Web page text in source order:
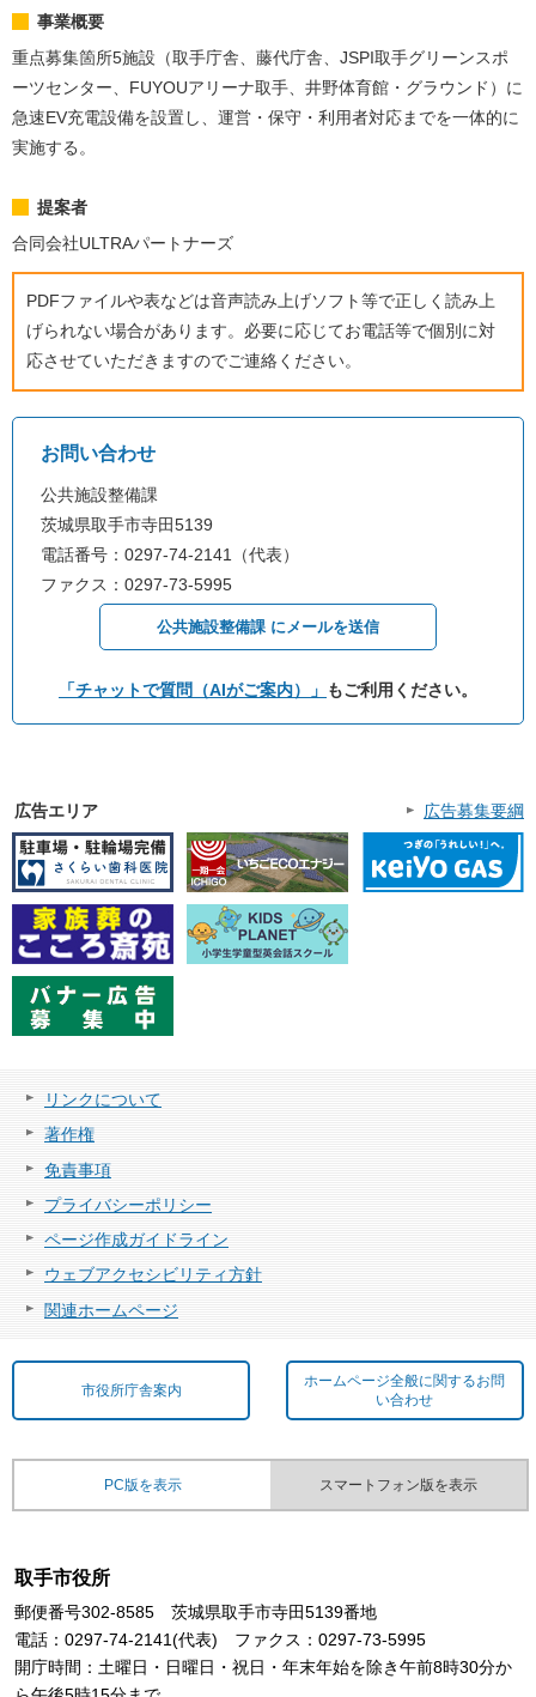
事業概要
重点募集箇所5施設（取手庁舎、藤代庁舎、JSPI取手グリーンスポ
ーツセンター、FUYOUアリーナ取手、井野体育館・グラウンド）に
急速EV充電設備を設置し、運営・保守・利用者対応までを一体的に
実施する。
提案者
合同会社ULTRAパートナーズ
PDFファイルや表などは音声読み上げソフト等で正しく読み上
げられない場合があります。必要に応じてお電話等で個別に対
応させていただきますのでご連絡ください。
お問い合わせ
公共施設整備課
茨城県取手市寺田5139
電話番号：0297-74-2141（代表）
ファクス：0297-73-5995
公共施設整備課 にメールを送信
「チャットで質問（AIがご案内）」 もご利用ください。
広告エリア 広告募集要綱
リンクについて
著作権
免責事項
プライバシーポリシー
ページ作成ガイドライン
ウェブアクセシビリティ方針
関連ホームページ
市役所庁舎案内
ホームページ全般に関するお問
い合わせ
PC版を表示 スマートフォン版を表示
取手市役所
郵便番号302-8585 茨城県取手市寺田5139番地
電話：0297-74-2141(代表) ファクス：0297-73-5995
開庁時間：土曜日・日曜日・祝日・年末年始を除き午前8時30分か